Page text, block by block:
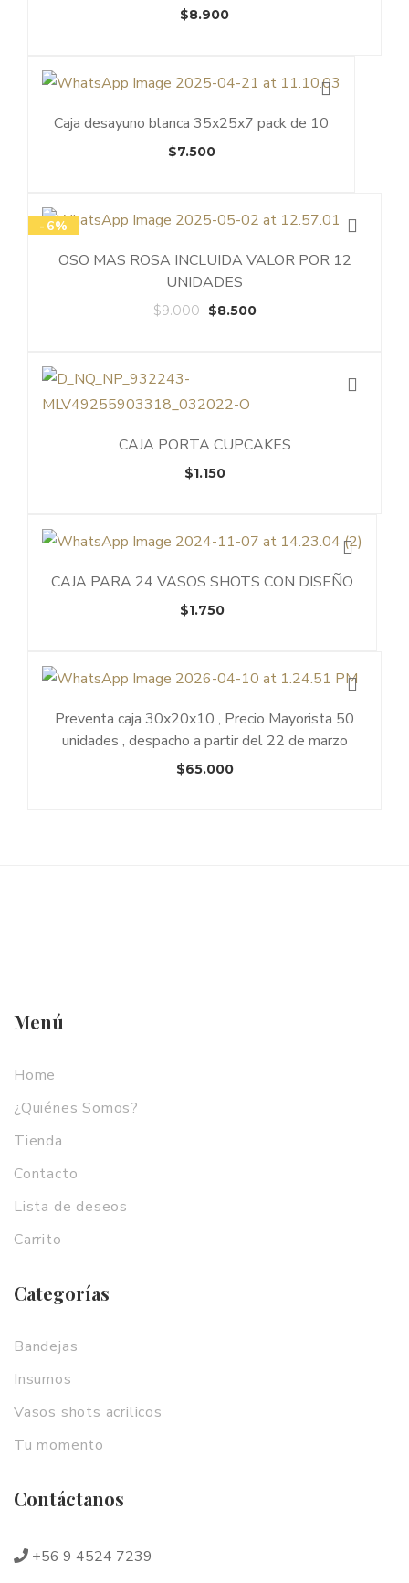
$8.900
Caja desayuno blanca 35x25x7 pack de 10
$7.500
-6%
OSO MAS ROSA INCLUIDA VALOR POR 12
UNIDADES
$9.000 El
$9.000.
$8.500El
CAJA PORTA CUPCAKES
$1.150
CAJA PARA 24 VASOS SHOTS CON DISEÑO
$1.750
Preventa caja 30x20x10 , Precio Mayorista 50
unidades , despacho a partir del 22 de marzo
$65.000
Menú
Home
¿Quiénes Somos?
Tienda
Contacto
Lista de deseos
Carrito
Categorías
Bandejas
Insumos
Vasos shots acrilicos
Tu momento
Contáctanos
+56 9 4524 7239